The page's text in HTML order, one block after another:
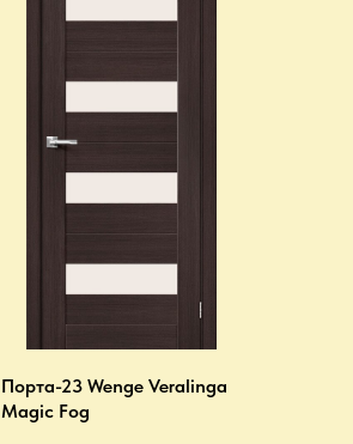
Порта-23 Wenge Veralinga
Magic Fog